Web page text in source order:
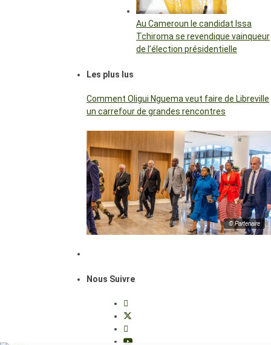
Au Cameroun le candidat Issa
Tchiroma se revendique vainqueur
de l’élection présidentielle
Les plus lus
Comment Oligui Nguema veut faire de Libreville
un carrefour de grandes rencontres
© Partenaire
Nous Suivre